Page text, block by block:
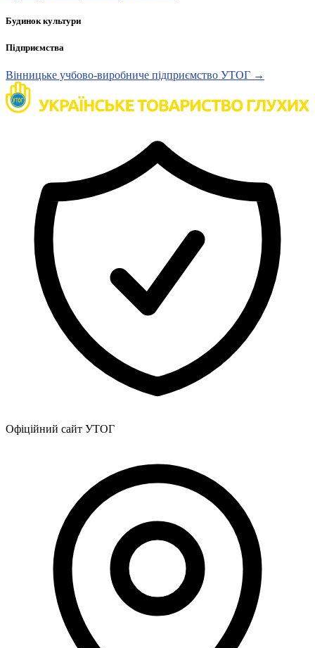
Будинок культури
Підприємства
Вінницьке учбово-виробниче підприємство УТОГ →
Офіційний сайт УТОГ